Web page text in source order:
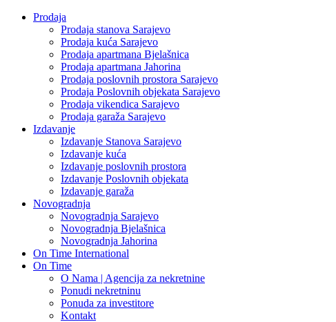
Prodaja
Prodaja stanova Sarajevo
Prodaja kuća Sarajevo
Prodaja apartmana Bjelašnica
Prodaja apartmana Jahorina
Prodaja poslovnih prostora Sarajevo
Prodaja Poslovnih objekata Sarajevo
Prodaja vikendica Sarajevo
Prodaja garaža Sarajevo
Izdavanje
Izdavanje Stanova Sarajevo
Izdavanje kuća
Izdavanje poslovnih prostora
Izdavanje Poslovnih objekata
Izdavanje garaža
Novogradnja
Novogradnja Sarajevo
Novogradnja Bjelašnica
Novogradnja Jahorina
On Time International
On Time
O Nama | Agencija za nekretnine
Ponudi nekretninu
Ponuda za investitore
Kontakt